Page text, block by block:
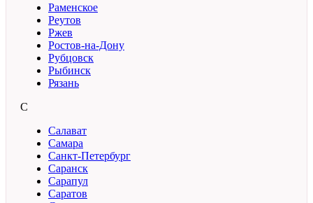
Раменское
Реутов
Ржев
Ростов-на-Дону
Рубцовск
Рыбинск
Рязань
С
Салават
Самара
Санкт-Петербург
Саранск
Сарапул
Саратов